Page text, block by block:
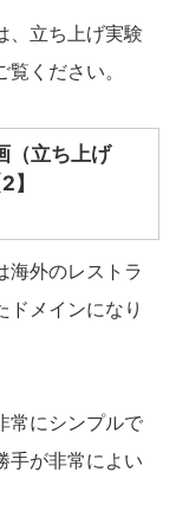
、立ち上げ実験
ください。
（立ち上げ
海外のレストラ
ドメインになり
常にシンプルで
手が非常によい